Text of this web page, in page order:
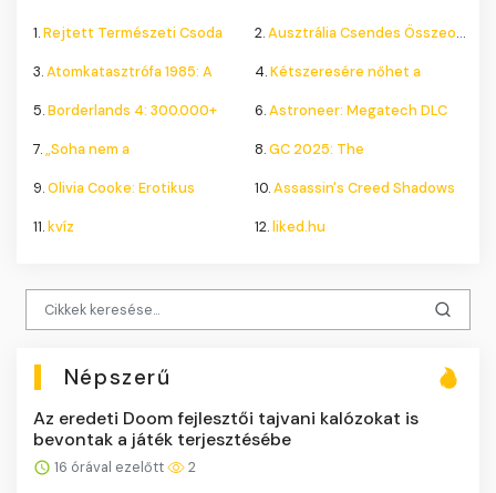
1.Rejtett Természeti Csoda 2.Ausztrália Csendes Összeomlása
3.Atomkatasztrófa 1985: A 4.Kétszeresére nőhet a
5.Borderlands 4: 300.000+ 6.Astroneer: Megatech DLC
7.„Soha nem a 8.GC 2025: The
9.Olivia Cooke: Erotikus 10.Assassin's Creed Shadows
11.kvíz 12.liked.hu
Népszerű
Az eredeti Doom fejlesztői tajvani kalózokat is
bevontak a játék terjesztésébe
16 órával ezelőtt 2